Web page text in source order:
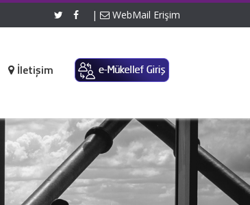
| WebMail Erişim
İletişim